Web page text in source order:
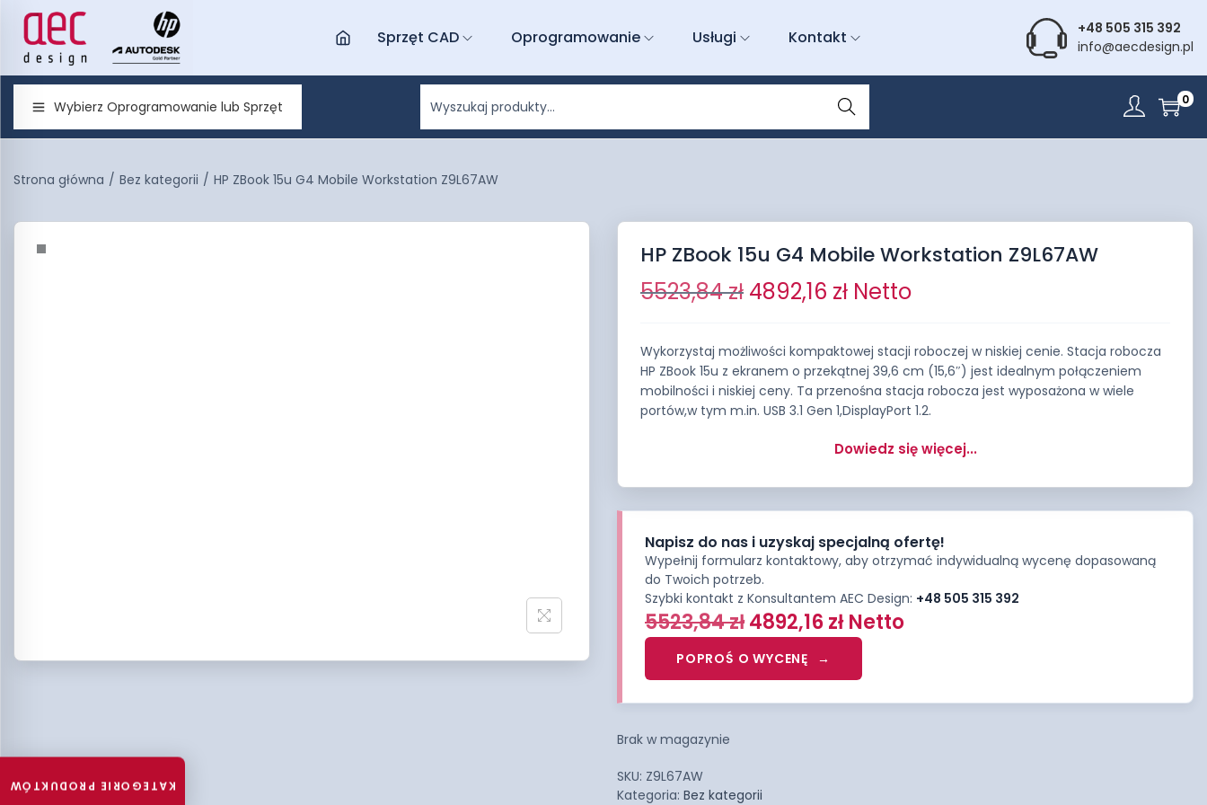
Sprzęt CAD Oprogramowanie Usługi Kontakt
+48 505 315 392
info@aecdesign.pl
Wybierz Oprogramowanie lub Sprzęt
Wyszu
kiwani
e
0
Strona główna / Bez kategorii / HP ZBook 15u G4 Mobile Workstation Z9L67AW
HP ZBook 15u G4 Mobile Workstation Z9L67AW
5523,84zł 4892,16 zł Netto
Wykorzystaj możliwości kompaktowej stacji roboczej w niskiej cenie. Stacja robocza
HP ZBook 15u z ekranem o przekątnej 39,6 cm (15,6″) jest idealnym połączeniem
mobilności i niskiej ceny. Ta przenośna stacja robocza jest wyposażona w wiele
portów,w tym m.in. USB 3.1 Gen 1,DisplayPort 1.2.
Dowiedz się więcej...
Napisz do nas i uzyskaj specjalną ofertę!
Wypełnij formularz kontaktowy, aby otrzymać indywidualną wycenę dopasowaną
do Twoich potrzeb.
Szybki kontakt z Konsultantem AEC Design: +48 505 315 392
5523,84zł4892,16zł Netto
POPROŚ O WYCENĘ
Brak w magazynie
SKU: Z9L67AW
Kategoria: Bez kategorii
KATEGORIE PRODUKTÓW